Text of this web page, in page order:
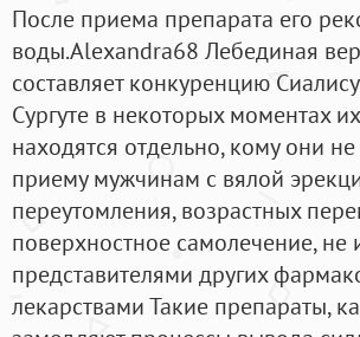
После приема препарата его
воды.Alexandra68 Лебединая
составляет конкуренцию
Сургуте в некоторых моментах
находятся отдельно, кому они
приему мужчинам с вялой
переутомления, возрастных
поверхностное самолечение,
представителями других
лекарствами Такие препараты,